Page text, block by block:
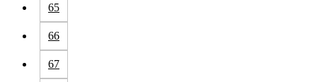
65
66
67